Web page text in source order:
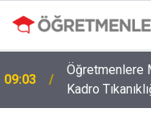
09:03
Öğretmenlere
Kadro